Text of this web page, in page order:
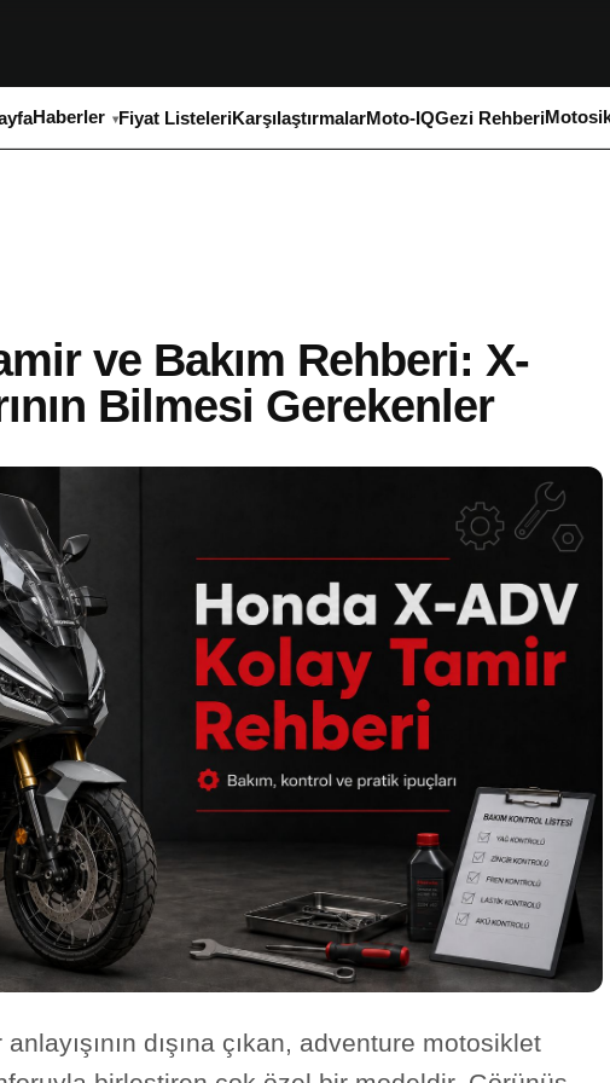
Haberler Fiyat ListeleriKarşılaştırmalarMoto-IQGezi Rehberi
ve Bakım Rehberi: X-
Bilmesi Gerekenler
dışına çıkan, adventure motosiklet